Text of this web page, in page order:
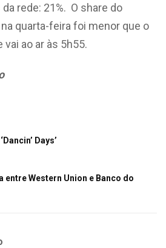
rede: 21%. O share do
quarta-feira foi menor que o
vai ao ar às 5h55.
Days’
entre Western Union e Banco do